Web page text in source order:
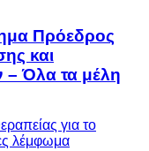
Πρόεδρος
και
Όλα τα μέλη